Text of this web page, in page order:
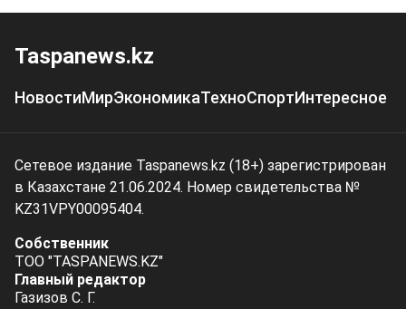
Taspanews.kz
НовостиМирЭкономикаТехноСпортИнтересное
Сетевое издание Taspanews.kz (18+) зарегистрирован
в Казахстане 21.06.2024. Номер свидетельства №
KZ31VPY00095404.
Собственник
ТОО "TASPANEWS.KZ"
Главный редактор
Газизов С. Г.